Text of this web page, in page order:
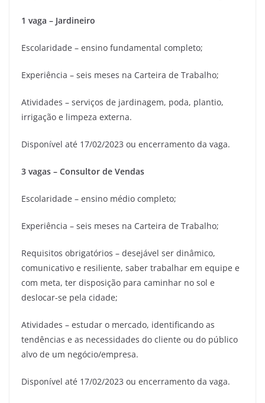
1 vaga – Jardineiro
Escolaridade – ensino fundamental completo;
Experiência – seis meses na Carteira de Trabalho;
Atividades – serviços de jardinagem, poda, plantio,
irrigação e limpeza externa.
Disponível até 17/02/2023 ou encerramento da vaga.
3 vagas – Consultor de Vendas
Escolaridade – ensino médio completo;
Experiência – seis meses na Carteira de Trabalho;
Requisitos obrigatórios – desejável ser dinâmico,
comunicativo e resiliente, saber trabalhar em equipe e
com meta, ter disposição para caminhar no sol e
deslocar-se pela cidade;
Atividades – estudar o mercado, identificando as
tendências e as necessidades do cliente ou do público
alvo de um negócio/empresa.
Disponível até 17/02/2023 ou encerramento da vaga.